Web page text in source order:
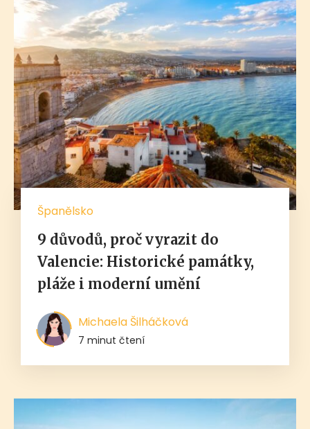
Španělsko
9 důvodů, proč vyrazit do
Valencie: Historické památky,
pláže i moderní umění
Michaela Šilháčková
7 minut čtení